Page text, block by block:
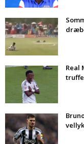
Real